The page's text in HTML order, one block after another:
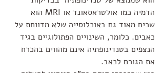
הדמיה כמו אולטראסאונד או MRI הוא
שכיח מאוד גם באוכלוסייה שלא מדווחת על
כאבים. כלומר, השינויים הפתולוגיים בגיד
הנצפים בטנדינופתיה אינם מהווים בהכרח
את הגורם לכאב.